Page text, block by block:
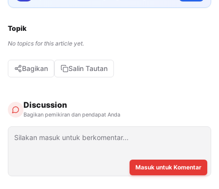
Topik
No topics for this article yet.
Bagikan Salin Tautan
Discussion
Bagikan pemikiran dan pendapat Anda
Masuk untuk Komentar